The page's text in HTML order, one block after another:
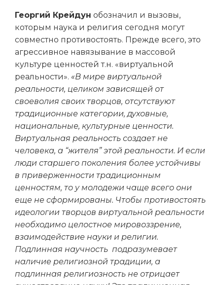
Георгий Крейдун обозначил и вызовы,
которым наука и религия сегодня могут
совместно противостоять. Прежде всего, это
агрессивное навязывание в массовой
культуре ценностей т.н. «виртуальной
реальности». «В мире виртуальной
реальности, целиком зависящей от
своеволия своих творцов, отсутствуют
традиционные категории, духовные,
национальные, культурные ценности.
Виртуальная реальность создает не
человека, а “жителя” этой реальности. И если
люди старшего поколения более устойчивы
в приверженности традиционным
ценностям, то у молодежи чаще всего они
еще не сформированы. Чтобы противостоять
идеологии творцов виртуальной реальности
необходимо целостное мировоззрение,
взаимодействие науки и религии.
Подлинная научность подразумевает
наличие религиозной традиции, а
подлинная религиозность не отрицает